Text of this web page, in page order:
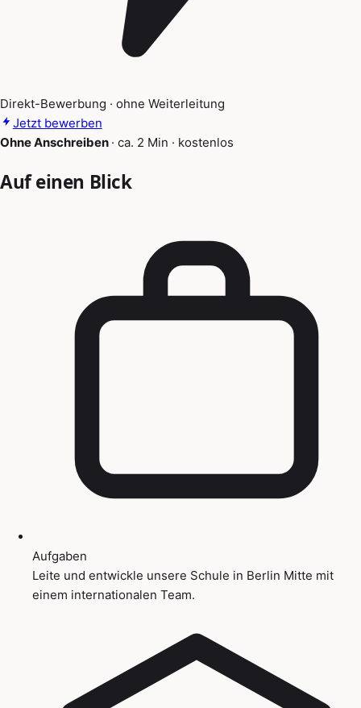
Direkt-Bewerbung · ohne Weiterleitung
Jetzt bewerben
Ohne Anschreiben · ca. 2 Min · kostenlos
Auf einen Blick
Aufgaben
Leite und entwickle unsere Schule in Berlin Mitte mit
einem internationalen Team.